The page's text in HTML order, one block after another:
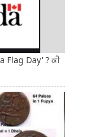
Flag Day' ? ਕੀ